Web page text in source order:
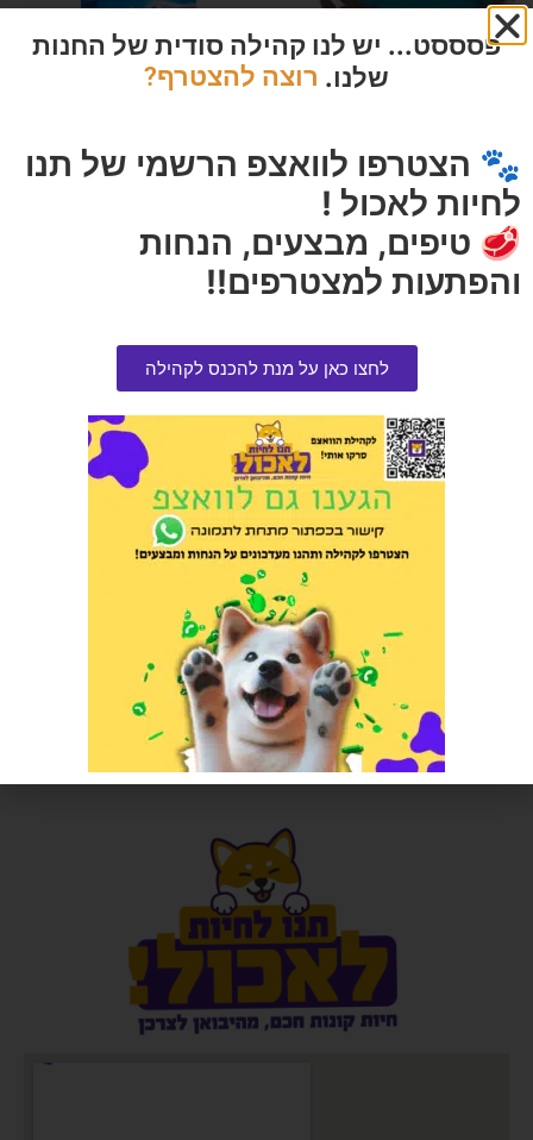
קערה לכלבים מתקפלת 17 ממ
הרוויחו 1.25 נקודות ⭐
₪25.00
אזל המלאי
אברקלין סגול לבנדר 10 ליטר
105.00
₪320.00
הוספה לסל
לכלבים וחתולים
הרוויחו 4.75 נקודות ⭐
95.00
פסססט... יש לנו קהילה סודית של החנות
שלנו. רוצה להצטרף?
🐾 הצטרפו לוואצפ הרשמי של תנו
לחיות לאכול !
🥩 טיפים, מבצעים, הנחות
והפתעות למצטרפים!!
לחצו כאן על מנת להכנס לקהילה